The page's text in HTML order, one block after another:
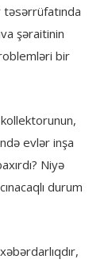
təsərrüfatında
şəraitinin
bir
evlər inşa
Niyə
durum